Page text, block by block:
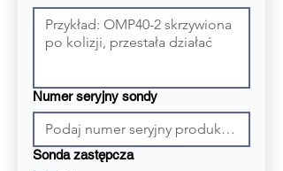
Numer seryjny sondy
Sonda zastępcza